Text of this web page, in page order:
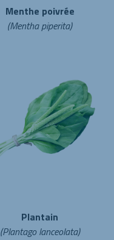
Menthe poivrée
(Mentha piperita)
Plantain
(Plantago lanceolata)